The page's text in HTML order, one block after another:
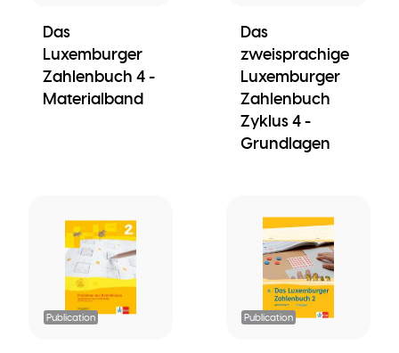
Das
Luxemburger
Zahlenbuch 4 -
Materialband
Das
zweisprachige
Luxemburger
Zahlenbuch
Zyklus 4 -
Grundlagen
Publication Publication